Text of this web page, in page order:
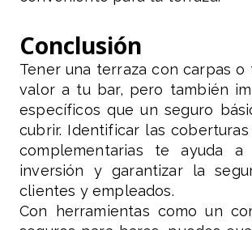
Conclusión
Tener una terraza con carpas o
valor a tu bar, pero también
específicos que un seguro
cubrir. Identificar las
complementarias te ayuda
inversión y garantizar la
clientes y empleados.
Con herramientas como un